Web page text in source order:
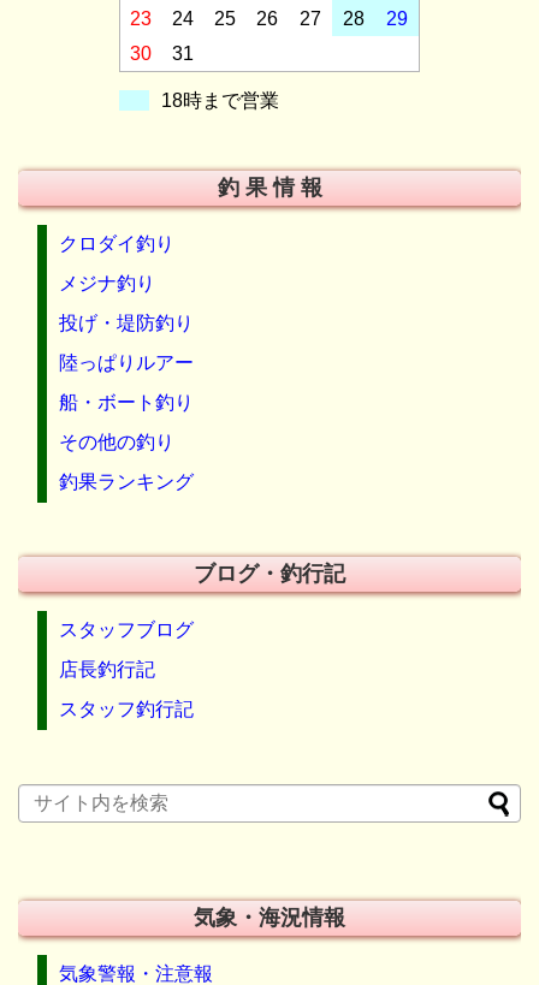
23
24 25 26 27 28
29
30
31
18時まで営業
釣 果 情 報
クロダイ釣り
メジナ釣り
投げ・堤防釣り
陸っぱりルアー
船・ボート釣り
その他の釣り
釣果ランキング
ブログ・釣行記
スタッフブログ
店長釣行記
スタッフ釣行記
気象・海況情報
気象警報・注意報